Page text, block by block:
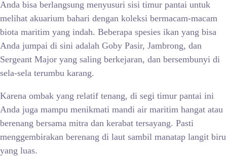
Anda bisa berlangsung menyusuri sisi timur pantai untuk
melihat akuarium bahari dengan koleksi bermacam-macam
biota maritim yang indah. Beberapa spesies ikan yang bisa
Anda jumpai di sini adalah Goby Pasir, Jambrong, dan
Sergeant Major yang saling berkejaran, dan bersembunyi di
sela-sela terumbu karang.
Karena ombak yang relatif tenang, di segi timur pantai ini
Anda juga mampu menikmati mandi air maritim hangat atau
berenang bersama mitra dan kerabat tersayang. Pasti
menggembirakan berenang di laut sambil manatap langit biru
yang luas.